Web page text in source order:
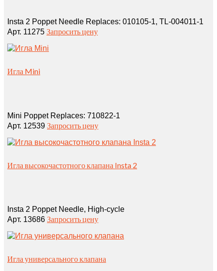
Insta 2 Poppet Needle Replaces: 010105‑1, TL‑004011‑1
Арт. 11275 Запросить цену
Игла Mini
Mini Poppet Replaces: 710822‑1
Арт. 12539 Запросить цену
Игла высокочастотного клапана Insta 2
Insta 2 Poppet Needle, High‑cycle
Арт. 13686 Запросить цену
Игла универсального клапана